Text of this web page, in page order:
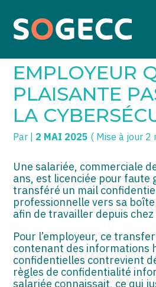
Aller
SOGECC – Coignières
SOGECC – Noisy
SOGECC – République
SOGECC – Turbigo
TPE/PME
COMMERÇANTS
GROUPE
SCI / LMNP
PROFESSIONS LIBÉRALES
HOLDING
PARTICULIERS
EXPATRIÉ NON RÉSIDANT
IMPATRIÉ / EXPATRIÉ
ASSOCIATIONS
Créer et reprendre une activité
Gérer votre quotidien
Piloter votre entreprise
Développer votre entreprise
Construire votre patrimoine
Être prêt pour la facturation
électronique
C’EST
EMPLOYEUR
PLAISANTE
LA
Par 2 MAI 2025 ( Mise à jour 2
Une salariée, commerciale
ans, est licenciée pour faute
transféré un mail
professionnelle vers sa
afin de travailler depuis
Pour l’employeur, ce
contenant des informations
confidentielles contrevient
règles de confidentialité
salariée connaissait, ce qui